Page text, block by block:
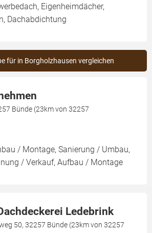
Eigenheimdächer,
Dachabdichtung
für in Borgholzhausen vergleichen
Bünde (23km von 32257
/ Montage, Sanierung / Umbau,
/ Verkauf, Aufbau / Montage
Ledebrink
50, 32257 Bünde (23km von 32257